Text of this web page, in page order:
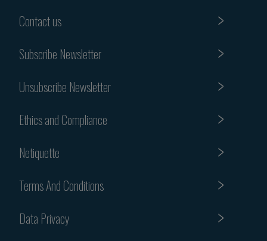
Contact us
Subscribe Newsletter
Unsubscribe Newsletter
Ethics and Compliance
Netiquette
Terms And Conditions
Data Privacy